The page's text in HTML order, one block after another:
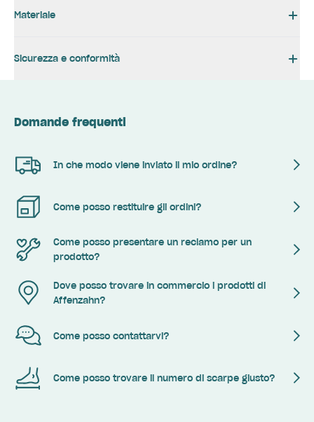
Materiale
Sicurezza e conformità
Domande frequenti
In che modo viene inviato il mio ordine?
Come posso restituire gli ordini?
Come posso presentare un reclamo per un
prodotto?
Dove posso trovare in commercio i prodotti di
Affenzahn?
Come posso contattarvi?
Come posso trovare il numero di scarpe giusto?